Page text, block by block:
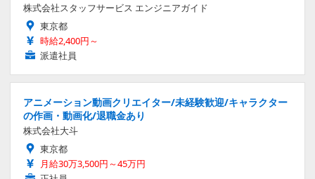
株式会社スタッフサービス エンジニアガイド
東京都
時給2,400円～
派遣社員
アニメーション動画クリエイター/未経験歓迎/キャラクター
の作画・動画化/退職金あり
株式会社大斗
東京都
月給30万3,500円～45万円